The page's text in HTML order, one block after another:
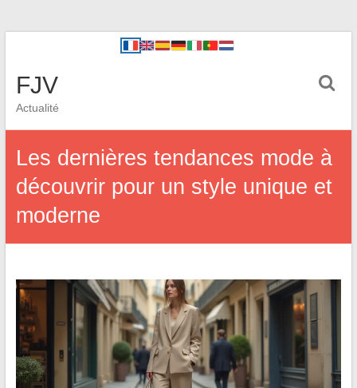
FJV
Actualité
Les dernières tendances mode à
découvrir pour un style unique et
moderne